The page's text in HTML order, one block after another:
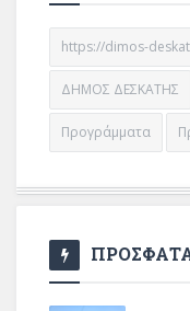
https://dimos-
ΔΗΜΟΣ ΔΕΣΚΑΤΗΣ
Προγράμματα